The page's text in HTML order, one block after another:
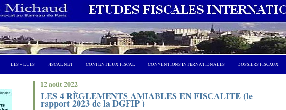
LES + LUES FISCAL NET CONTENTIEUX FISCAL CONVENTIONS INTERNATIONALES DOSSIERS FISCAUX
12 août 2022
LES 4 RÈGLEMENTS AMIABLES EN FISCALITE (le
rapport 2023 de la DGFIP )